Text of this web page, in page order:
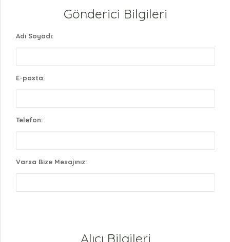
Gönderici Bilgileri
Adı Soyadı:
E-posta:
Telefon:
Varsa Bize Mesajınız:
Alıcı Bilgileri